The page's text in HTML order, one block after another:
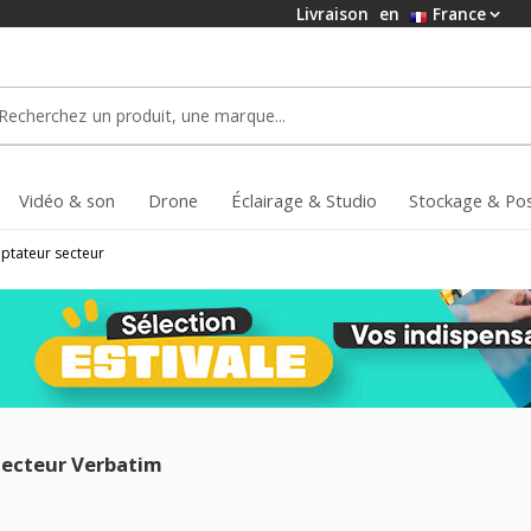
Livraison en France
Vidéo & son Drone Éclairage & Studio Stockage &
secteur
Verbatim